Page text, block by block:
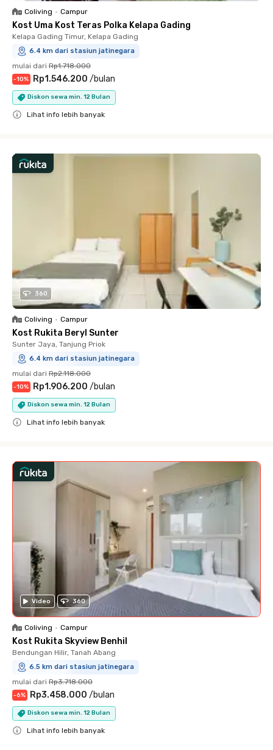
Coliving • Campur
Kost Uma Kost Teras Polka Kelapa Gading
Kelapa Gading Timur, Kelapa Gading
6.4 km dari stasiun jatinegara
mulai dari Rp1.718.000
-10% Rp1.546.200 /bulan
Diskon sewa min. 12 Bulan
Lihat info lebih banyak
360
Coliving • Campur
Kost Rukita Beryl Sunter
Sunter Jaya, Tanjung Priok
6.4 km dari stasiun jatinegara
mulai dari Rp2.118.000
-10% Rp1.906.200 /bulan
Diskon sewa min. 12 Bulan
Lihat info lebih banyak
Video 360
Coliving • Campur
Kost Rukita Skyview Benhil
Bendungan Hilir, Tanah Abang
6.5 km dari stasiun jatinegara
mulai dari Rp3.718.000
-6% Rp3.458.000 /bulan
Diskon sewa min. 12 Bulan
Lihat info lebih banyak